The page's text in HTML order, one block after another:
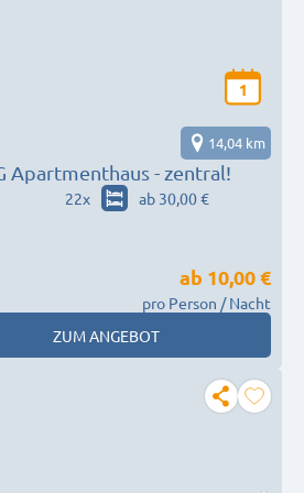
1
Apartmenthaus - zentral!
14,04 km
22x
ab 30,00 €
ab 10,00 €
pro Person / Nacht
ZUM ANGEBOT